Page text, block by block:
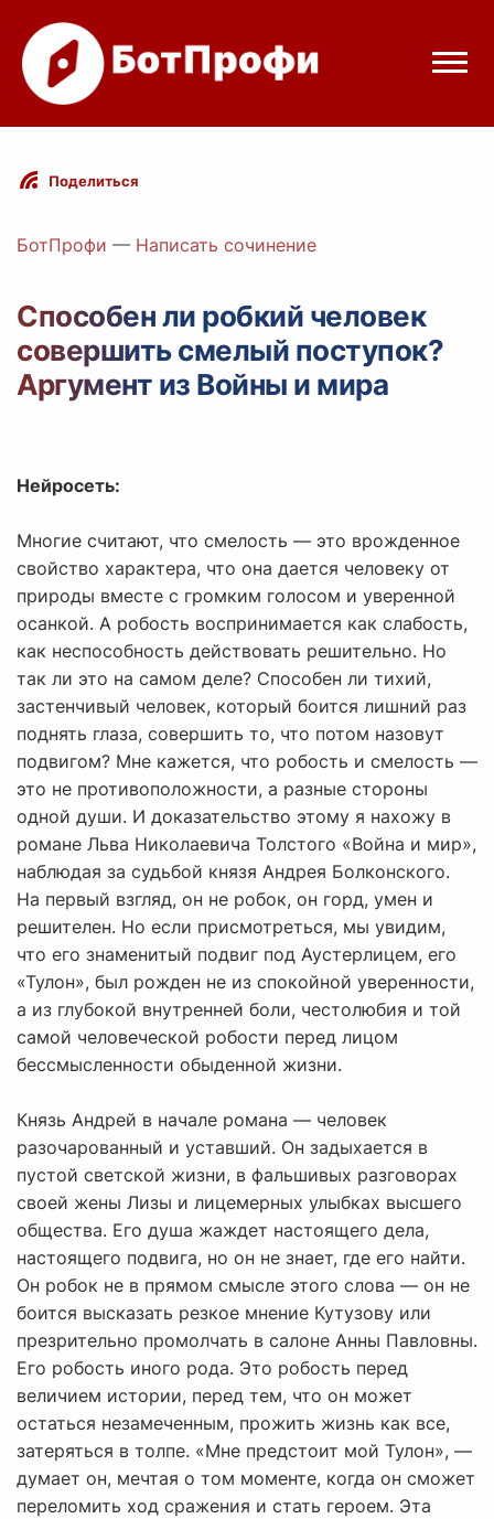
Режимы бота
Цены
Вход с Telegram
Поделиться
БотПрофи — Написать сочинение
Способен ли робкий человек
совершить смелый поступок?
Аргумент из Войны и мира
Нейросеть:
Многие считают, что смелость — это врожденное
свойство характера, что она дается человеку от
природы вместе с громким голосом и уверенной
осанкой. А робость воспринимается как слабость,
как неспособность действовать решительно. Но
так ли это на самом деле? Способен ли тихий,
застенчивый человек, который боится лишний раз
поднять глаза, совершить то, что потом назовут
подвигом? Мне кажется, что робость и смелость —
это не противоположности, а разные стороны
одной души. И доказательство этому я нахожу в
романе Льва Николаевича Толстого «Война и мир»,
наблюдая за судьбой князя Андрея Болконского.
На первый взгляд, он не робок, он горд, умен и
решителен. Но если присмотреться, мы увидим,
что его знаменитый подвиг под Аустерлицем, его
«Тулон», был рожден не из спокойной уверенности,
а из глубокой внутренней боли, честолюбия и той
самой человеческой робости перед лицом
бессмысленности обыденной жизни.
Князь Андрей в начале романа — человек
разочарованный и уставший. Он задыхается в
пустой светской жизни, в фальшивых разговорах
своей жены Лизы и лицемерных улыбках высшего
общества. Его душа жаждет настоящего дела,
настоящего подвига, но он не знает, где его найти.
Он робок не в прямом смысле этого слова — он не
боится высказать резкое мнение Кутузову или
презрительно промолчать в салоне Анны Павловны.
Его робость иного рода. Это робость перед
величием истории, перед тем, что он может
остаться незамеченным, прожить жизнь как все,
затеряться в толпе. «Мне предстоит мой Тулон», —
думает он, мечтая о том моменте, когда он сможет
переломить ход сражения и стать героем. Эта